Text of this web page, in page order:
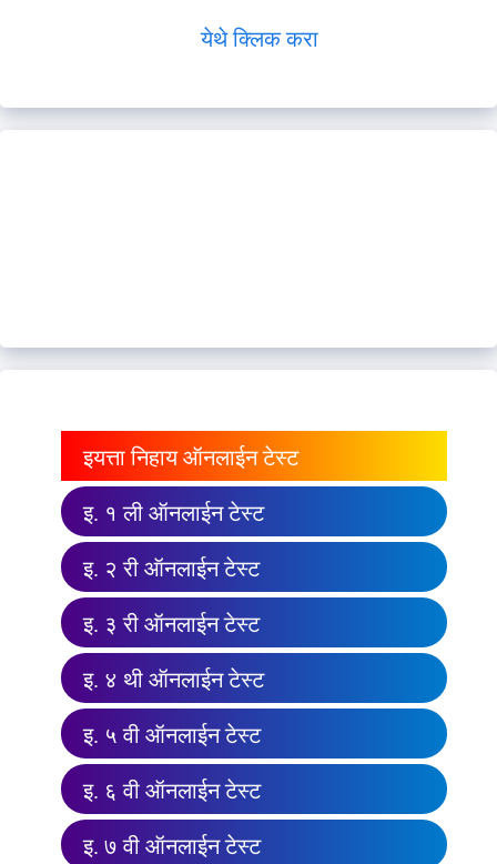
येथे क्लिक करा
इयत्ता निहाय ऑनलाईन टेस्ट
इ. १ ली ऑनलाईन टेस्ट
इ. २ री ऑनलाईन टेस्ट
इ. ३ री ऑनलाईन टेस्ट
इ. ४ थी ऑनलाईन टेस्ट
इ. ५ वी ऑनलाईन टेस्ट
इ. ६ वी ऑनलाईन टेस्ट
इ. ७ वी ऑनलाईन टेस्ट